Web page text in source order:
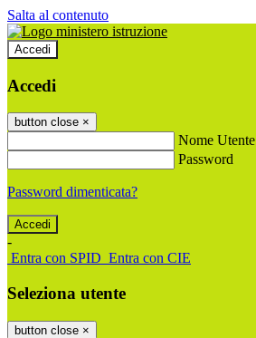
Salta al contenuto
Accedi
Accedi
button close ×
Nome Utente
Password
Password dimenticata?
-
Entra con SPID Entra con CIE
Seleziona utente
button close ×